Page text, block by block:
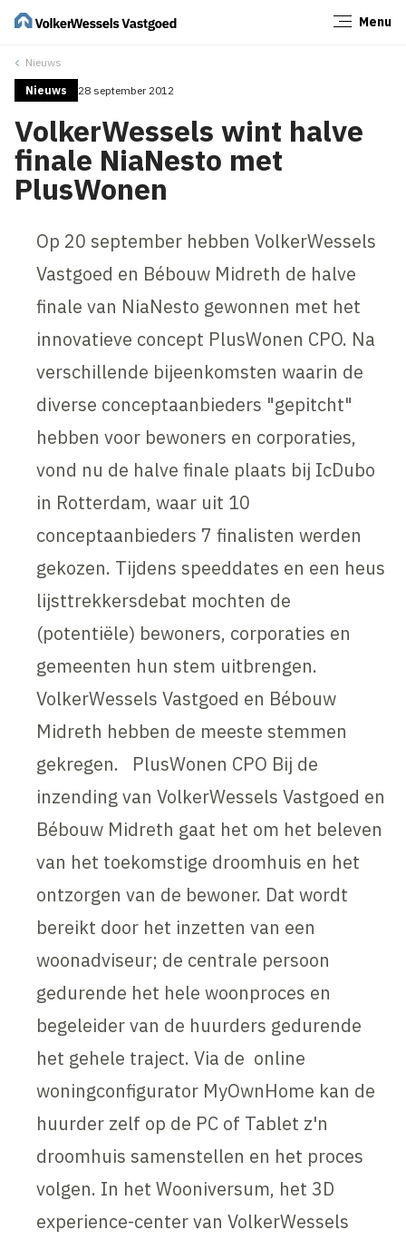
Menu
Nieuws
Nieuws 28 september 2012
VolkerWessels wint halve
finale NiaNesto met
PlusWonen
Op 20 september hebben VolkerWessels
Vastgoed en Bébouw Midreth de halve
finale van NiaNesto gewonnen met het
innovatieve concept PlusWonen CPO. Na
verschillende bijeenkomsten waarin de
diverse conceptaanbieders "gepitcht"
hebben voor bewoners en corporaties,
vond nu de halve finale plaats bij IcDubo
in Rotterdam, waar uit 10
conceptaanbieders 7 finalisten werden
gekozen. Tijdens speeddates en een heus
lijsttrekkersdebat mochten de
(potentiële) bewoners, corporaties en
gemeenten hun stem uitbrengen.
VolkerWessels Vastgoed en Bébouw
Midreth hebben de meeste stemmen
gekregen. PlusWonen CPO Bij de
inzending van VolkerWessels Vastgoed en
Bébouw Midreth gaat het om het beleven
van het toekomstige droomhuis en het
ontzorgen van de bewoner. Dat wordt
bereikt door het inzetten van een
woonadviseur; de centrale persoon
gedurende het hele woonproces en
begeleider van de huurders gedurende
het gehele traject. Via de online
woningconfigurator MyOwnHome kan de
huurder zelf op de PC of Tablet z'n
droomhuis samenstellen en het proces
volgen. In het Wooniversum, het 3D
experience-center van VolkerWessels
Sluiten